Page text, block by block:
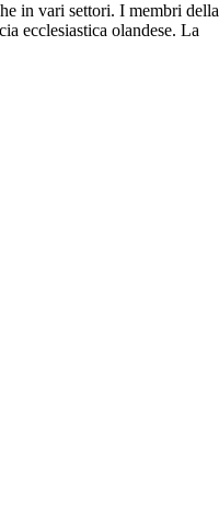
in vari settori. I membri della
ecclesiastica olandese. La